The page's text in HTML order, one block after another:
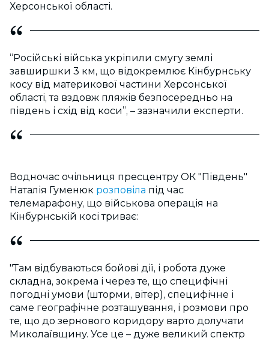
Херсонської області.
“Російські війська укріпили смугу землі
завширшки 3 км, що відокремлює Кінбурнську
косу від материкової частини Херсонської
області, та вздовж пляжів безпосередньо на
південь і схід від коси”, – зазначили експерти.
Водночас очільниця пресцентру ОК "Південь"
Наталія Гуменюк розповіла під час
телемарафону, що військова операція на
Кінбурнській косі триває:
"Там відбуваються бойові дії, і робота дуже
складна, зокрема і через те, що специфічні
погодні умови (шторми, вітер), специфічне і
саме географічне розташування, і розмови про
те, що до зернового коридору варто долучати
Миколаївщину. Усе це – дуже великий спектр